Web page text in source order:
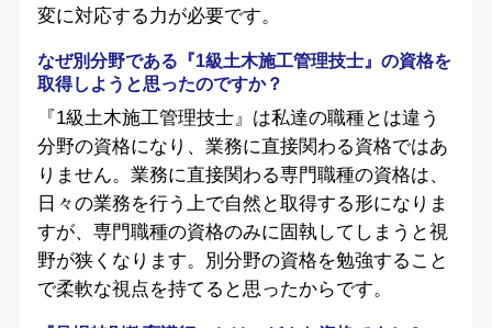
変に対応する力が必要です。
なぜ別分野である『1級土木施工管理技士』の資格を
取得しようと思ったのですか？
『1級土木施工管理技士』は私達の職種とは違う
分野の資格になり、業務に直接関わる資格ではあ
りません。業務に直接関わる専門職種の資格は、
日々の業務を行う上で自然と取得する形になりま
すが、専門職種の資格のみに固執してしまうと視
野が狭くなります。別分野の資格を勉強すること
で柔軟な視点を持てると思ったからです。